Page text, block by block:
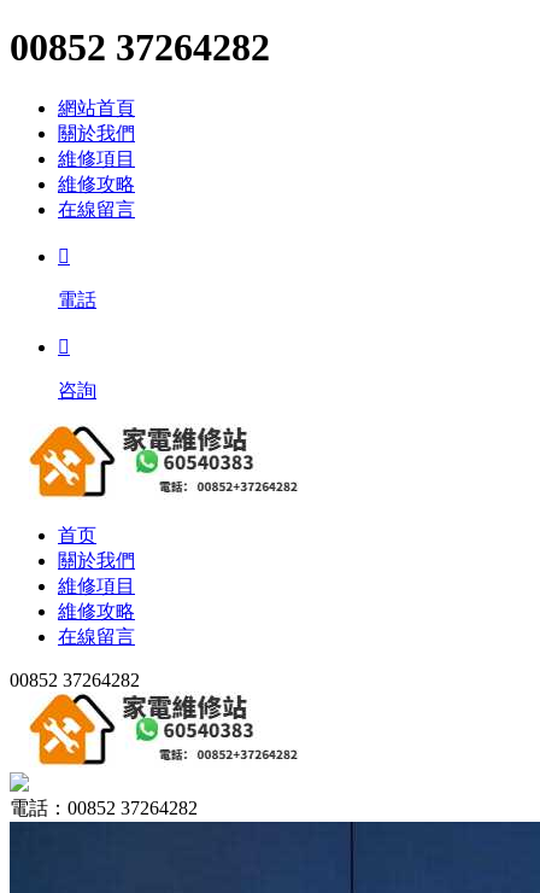
00852 37264282
網站首頁
關於我們
維修項目
維修攻略
在線留言

電話

咨詢
首页
關於我們
維修項目
維修攻略
在線留言
00852 37264282
電話：00852 37264282